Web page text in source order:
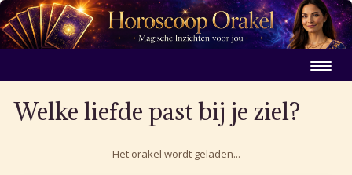
Welke liefde past bij je ziel?
Het orakel wordt geladen...